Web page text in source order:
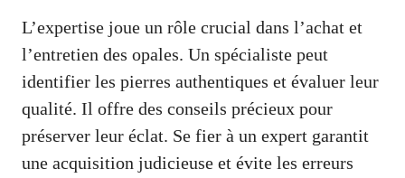
L’expertise joue un rôle crucial dans l’achat et
l’entretien des opales. Un spécialiste peut
identifier les pierres authentiques et évaluer leur
qualité. Il offre des conseils précieux pour
préserver leur éclat. Se fier à un expert garantit
une acquisition judicieuse et évite les erreurs